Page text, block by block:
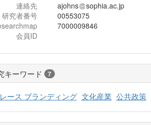
連絡先 ajohns sophia.ac.jp
研究者番号
00553075
会員ID
7000009846
キーワード 7
ース ブランディング 文化産業 公共政策